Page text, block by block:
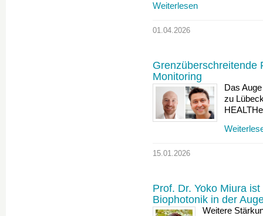
Weiterlesen
01.04.2026
Grenzüberschreitende
Monitoring
Das
zu
15.01.2026
Prof. Dr. Yoko Miura
Biophotonik in der
Weitere